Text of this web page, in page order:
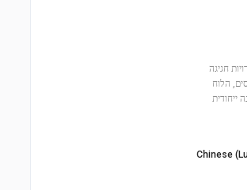
מהנה עם אפשרויות חגיגה
ואביזרי פנסים, הלוח
ייחודית
Chinese